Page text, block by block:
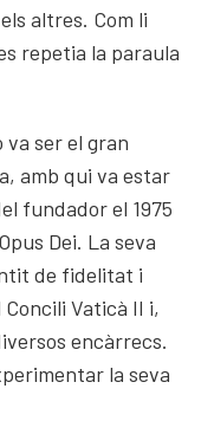
altres. Com li
repetia la paraula
va ser el gran
amb qui va estar
fundador el 1975
Dei. La seva
de fidelitat i
Vaticà II i,
encàrrecs.
la seva